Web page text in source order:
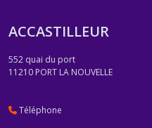
ACCASTILLEUR
552 quai du port
11210 PORT LA NOUVELLE
Téléphone